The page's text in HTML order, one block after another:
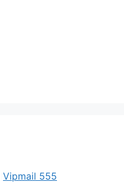
Vipmail 555